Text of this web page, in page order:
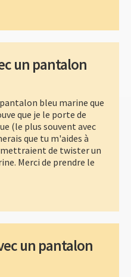
un pantalon
bleu marine que
que je le porte de
(le plus souvent avec
que tu m'aides à
de twister un
Merci de prendre le
un pantalon